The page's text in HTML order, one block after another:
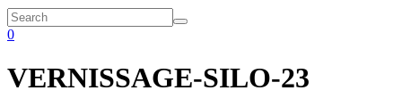
0
VERNISSAGE-SILO-23